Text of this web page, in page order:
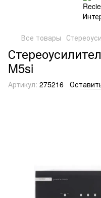
Все товары
M5si
Артикул: 275216